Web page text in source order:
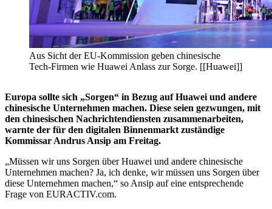
Aus Sicht der EU-Kommission geben chinesische
Tech-Firmen wie Huawei Anlass zur Sorge. [[Huawei]]
Europa sollte sich „Sorgen“ in Bezug auf Huawei und andere
chinesische Unternehmen machen. Diese seien gezwungen, mit
den chinesischen Nachrichtendiensten zusammenarbeiten,
warnte der für den digitalen Binnenmarkt zuständige
Kommissar Andrus Ansip am Freitag.
„Müssen wir uns Sorgen über Huawei und andere chinesische
Unternehmen machen? Ja, ich denke, wir müssen uns Sorgen über
diese Unternehmen machen,“ so Ansip auf eine entsprechende
Frage von EURACTIV.com.